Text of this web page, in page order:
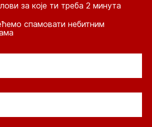
за које ти треба 2 минута
спамовати небитним